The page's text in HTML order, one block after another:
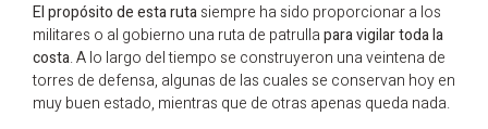
El propósito de esta rutasiempre ha sido proporcionar a los
militares o al gobierno una ruta de patrullapara vigilar toda la
costa. A lo largo del tiempo se construyeron una veintena de
torres de defensa, algunas de las cuales se conservan hoy en
muy buen estado, mientras que de otras apenas queda nada.